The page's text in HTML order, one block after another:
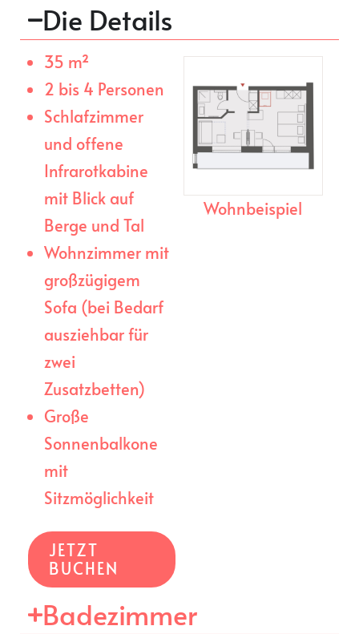
Die Details
35 m²
2 bis 4 Personen
Schlafzimmer
und offene
Infrarotkabine
mit Blick auf
Berge und Tal
Wohnzimmer mit
großzügigem
Sofa (bei Bedarf
ausziehbar für
zwei
Zusatzbetten)
Große
Sonnenbalkone
mit
Sitzmöglichkeit
JETZT
BUCHEN
Wohnbeispiel
Badezimmer